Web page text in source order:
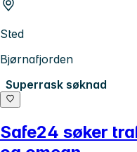
Sted
Bjørnafjorden
Superrask søknad
Safe24 søker